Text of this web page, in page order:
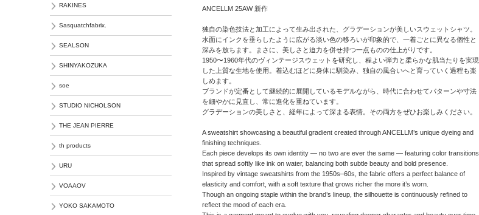
THE JEAN
PIERRE
th products
URU
VOAAOV
SAKAMOTO
OTHERS
ANCELLM 25AW 新作
独自の染色技法と加工によって生み出された、グラデーションが美しいスウェットシャツ。
水面にインクを垂らしたように広がる淡い色の移ろいが印象的で、一着ごとに異なる個性と
深みを放ちます。まさに、美しさと迫力を併せ持つ一点ものの仕上がりです。
1950〜1960年代のヴィンテージスウェットを研究し、程よい弾力と柔らかな肌当たりを実現
した上質な生地を使用。着込むほどに身体に馴染み、独自の風合いへと育っていく過程も楽
しめます。
ブランドが定番として継続的に展開しているモデルながら、時代に合わせてパターンや寸法
を細やかに見直し、常に進化を重ねています。
グラデーションの美しさと、経年によって深まる表情。その両方をぜひお楽しみください。
A sweatshirt showcasing a beautiful gradient created through ANCELLM’s unique dyeing and
finishing techniques.
Each piece develops its own identity — no two are ever the same — featuring color transitions
that spread softly like ink on water, balancing both subtle beauty and bold presence.
Inspired by vintage sweatshirts from the 1950s–60s, the fabric offers a perfect balance of
elasticity and comfort, with a soft texture that grows richer the more it’s worn.
Though an ongoing staple within the brand’s lineup, the silhouette is continuously refined to
reflect the mood of each era.
RAKINES
Sasquatchfabrix.
SEALSON
SHINYAKOZUKA
soe
STUDIO NICHOLSON
THE JEAN PIERRE
th products
URU
VOAAOV
YOKO SAKAMOTO